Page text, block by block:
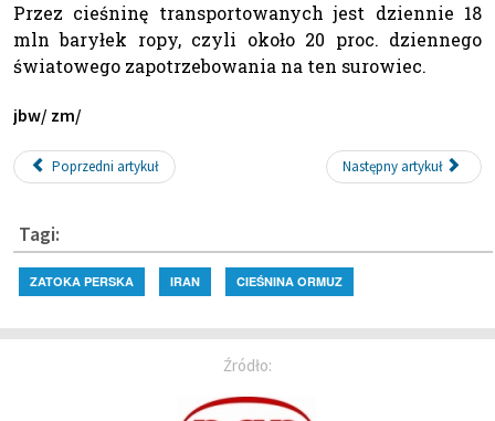
Przez cieśninę transportowanych jest dziennie 18
mln baryłek ropy, czyli około 20 proc. dziennego
światowego zapotrzebowania na ten surowiec.
jbw/ zm/
Poprzedni artykuł Następny artykuł
Tagi:
ZATOKA PERSKA IRAN CIEŚNINA ORMUZ
Źródło: